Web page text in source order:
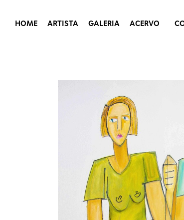
HOME ARTISTA GALERIA ACERVO